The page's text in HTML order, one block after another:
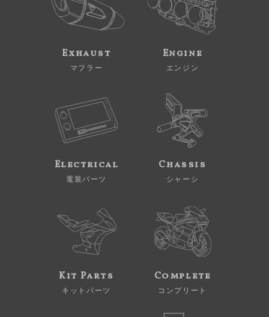
Exhaust
マフラー
Engine
エンジン
Electrical
電装パーツ
Chassis
シャーシ
Kit Parts
キットパーツ
Complete
コンプリート